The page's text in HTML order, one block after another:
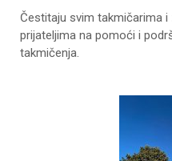
Čestitaju svim takmičarima i
prijateljima na pomoći i
takmičenja.